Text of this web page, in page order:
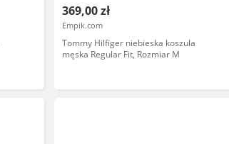
369,00 zł
Empik.com
Tommy Hilfiger niebieska koszula
męska Regular Fit, Rozmiar M